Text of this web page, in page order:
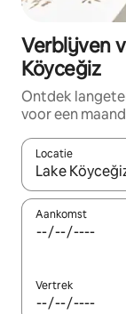
Verblijven
Köyceğiz
Ontdek
voor een
Locatie
Wanneer er
Aankomst
Vertrek